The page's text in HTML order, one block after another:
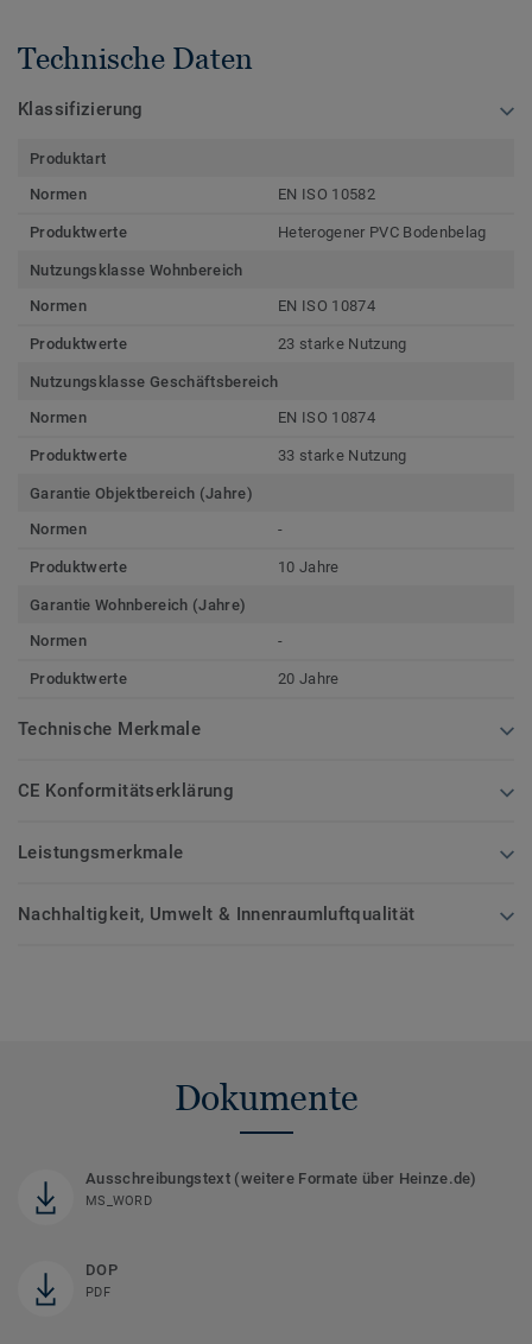
Technische Daten
Klassifizierung
Produktart
Normen
EN ISO 10582
Produktwerte Heterogener PVC Bodenbelag
Nutzungsklasse Wohnbereich
Normen
EN ISO 10874
Produktwerte 23 starke Nutzung
Nutzungsklasse Geschäftsbereich
Normen
EN ISO 10874
Produktwerte 33 starke Nutzung
Garantie Objektbereich (Jahre)
Normen
-
Produktwerte 10 Jahre
Garantie Wohnbereich (Jahre)
Normen
-
Produktwerte 20 Jahre
Technische Merkmale
CE Konformitätserklärung
Leistungsmerkmale
Nachhaltigkeit, Umwelt & Innenraumluftqualität
Dokumente
Ausschreibungstext (weitere Formate über Heinze.de)
MS_WORD
DOP
PDF